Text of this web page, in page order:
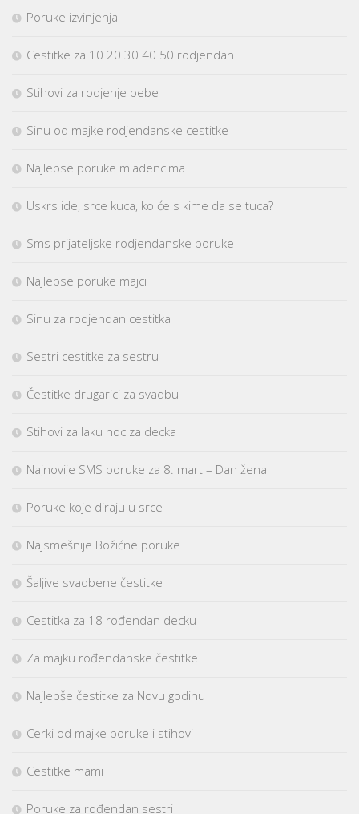
Poruke izvinjenja
Cestitke za 10 20 30 40 50 rodjendan
Stihovi za rodjenje bebe
Sinu od majke rodjendanske cestitke
Najlepse poruke mladencima
Uskrs ide, srce kuca, ko će s kime da se tuca?
Sms prijateljske rodjendanske poruke
Najlepse poruke majci
Sinu za rodjendan cestitka
Sestri cestitke za sestru
Čestitke drugarici za svadbu
Stihovi za laku noc za decka
Najnovije SMS poruke za 8. mart – Dan žena
Poruke koje diraju u srce
Najsmešnije Božićne poruke
Šaljive svadbene čestitke
Cestitka za 18 rođendan decku
Za majku rođendanske čestitke
Najlepše čestitke za Novu godinu
Cerki od majke poruke i stihovi
Cestitke mami
Poruke za rođendan sestri